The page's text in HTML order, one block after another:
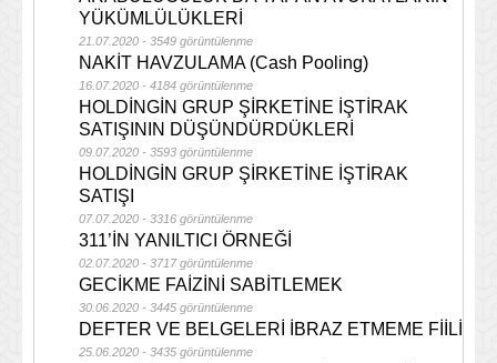
YÜKÜMLÜLÜKLERİ
21.07.2020 - 3549 görüntülenme
NAKİT HAVZULAMA (Cash Pooling)
16.07.2020 - 4184 görüntülenme
HOLDİNGİN GRUP ŞİRKETİNE İŞTİRAK
SATIŞININ DÜŞÜNDÜRDÜKLERİ
09.07.2020 - 3593 görüntülenme
HOLDİNGİN GRUP ŞİRKETİNE İŞTİRAK
SATIŞI
07.07.2020 - 3316 görüntülenme
311’İN YANILTICI ÖRNEĞİ
02.07.2020 - 3717 görüntülenme
GECİKME FAİZİNİ SABİTLEMEK
30.06.2020 - 3445 görüntülenme
DEFTER VE BELGELERİ İBRAZ ETMEME FİİLİ
25.06.2020 - 3435 görüntülenme